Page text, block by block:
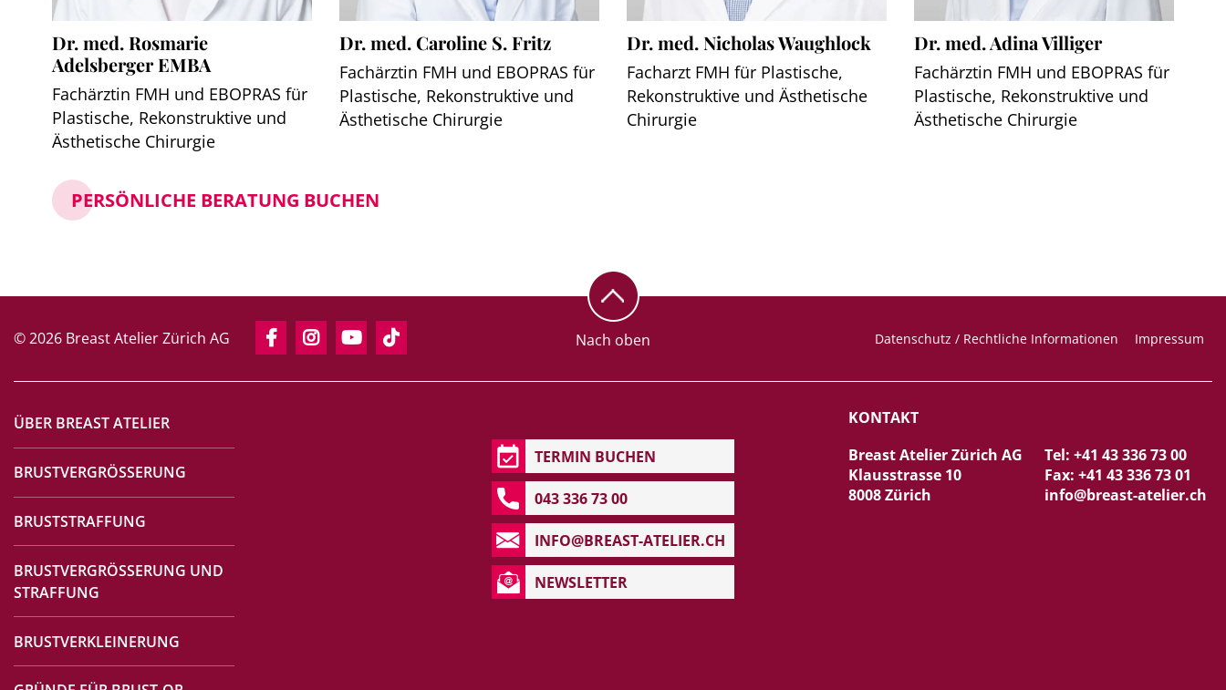
Dr. med. Rosmarie
Adelsberger EMBA
Fachärztin FMH und EBOPRAS für
Plastische, Rekonstruktive und
Ästhetische Chirurgie
Dr. med. Caroline S. Fritz
Fachärztin FMH und EBOPRAS für
Plastische, Rekonstruktive und
Ästhetische Chirurgie
Dr. med. Nicholas Waughlock
Facharzt FMH für Plastische,
Rekonstruktive und Ästhetische
Chirurgie
Dr. med. Adina Villiger
Fachärztin FMH und EBOPRAS für
Plastische, Rekonstruktive und
Ästhetische Chirurgie
PERSÖNLICHE BERATUNG BUCHEN
© 2026 Breast Atelier Zürich AG Nach oben Datenschutz / Rechtliche Informationen Impressum
ÜBER BREAST ATELIER
BRUSTVERGRÖSSERUNG
BRUSTSTRAFFUNG
BRUSTVERGRÖSSERUNG UND
STRAFFUNG
BRUSTVERKLEINERUNG
TERMIN BUCHEN
043 336 73 00
INFO@BREAST-ATELIER.CH
NEWSLETTER
KONTAKT
Breast Atelier Zürich AG
Klausstrasse 10
8008 Zürich
Tel: +41 43 336 73 00
Fax: +41 43 336 73 01
info@breast-atelier.ch